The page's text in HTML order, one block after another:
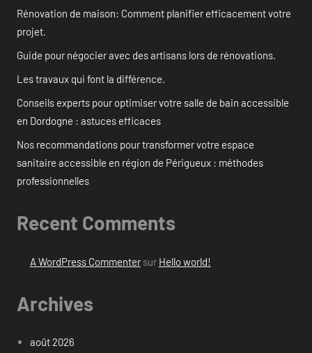
Rénovation de maison: Comment planifier efficacement votre
projet.
Guide pour négocier avec des artisans lors de rénovations.
Les travaux qui font la différence.
Conseils experts pour optimiser votre salle de bain accessible
en Dordogne : astuces efficaces
Nos recommandations pour transformer votre espace
sanitaire accessible en région de Périgueux : méthodes
professionnelles
Recent Comments
A WordPress Commentersur Hello world!
Archives
août 2026